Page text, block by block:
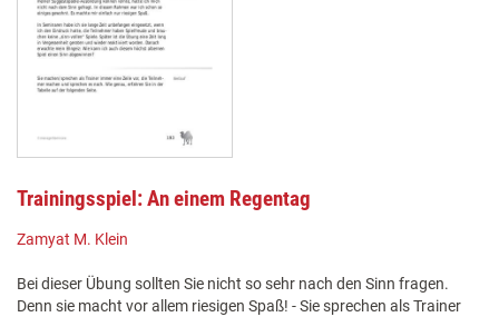
Trainingsspiel: An einem Regentag
Zamyat M. Klein
Bei dieser Übung sollten Sie nicht so sehr nach den Sinn fragen.
Denn sie macht vor allem riesigen Spaß! - Sie sprechen als Trainer